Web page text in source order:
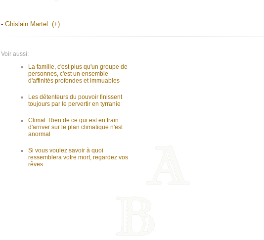
- Ghislain Martel (+)
Voir aussi:
La famille, c'est plus qu'un groupe de
personnes, c'est un ensemble
d'affinités profondes et immuables
Les détenteurs du pouvoir finissent
toujours par le pervertir en tyrranie
Climat: Rien de ce qui est en train
d'arriver sur le plan climatique n'est
anormal
Si vous voulez savoir à quoi
ressemblera votre mort, regardez vos
rêves